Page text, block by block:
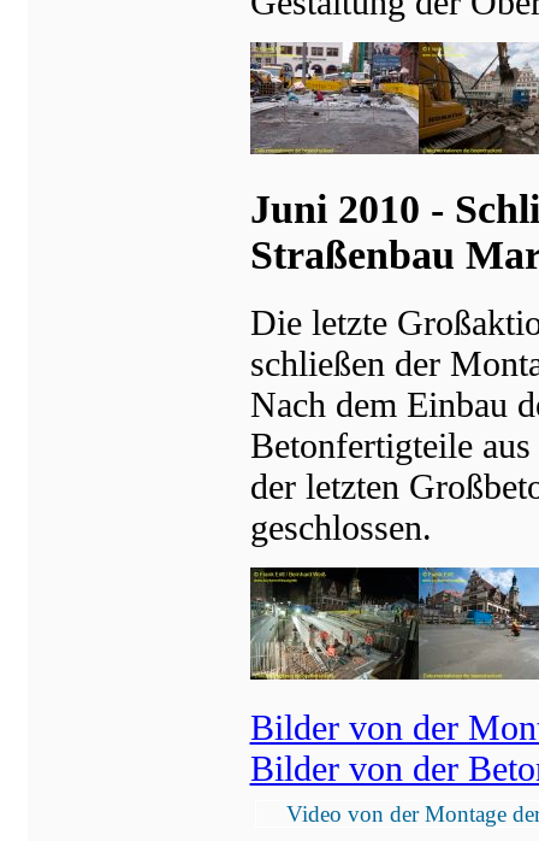
Juni 2010 -
Straßenbau
Die letzte
schließen der
Nach dem Einbau
Betonfertigteile
der letzten
geschlossen.
Bilder von der
Bilder von der
Video von der Montage